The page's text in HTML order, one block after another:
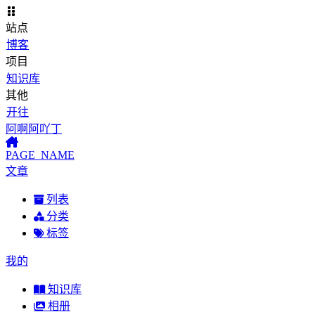
站点
博客
项目
知识库
其他
开往
阿啊阿吖丁
PAGE_NAME
文章
列表
分类
标签
我的
知识库
相册